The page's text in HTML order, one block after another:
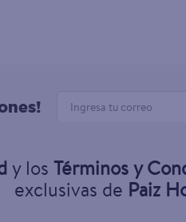
y los Términos y
exclusivas de Paiz